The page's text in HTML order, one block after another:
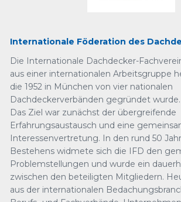
Internationale Föderation des
Die Internationale Dachdecker-
aus einer internationalen Arbeitsgruppe
die 1952 in München von vier nationalen
Dachdeckerverbänden gegründet wurde.
Das Ziel war zunächst der übergreifende
Erfahrungsaustausch und eine
Interessenvertretung. In den rund 50
Bestehens widmete sich die IFD den
Problemstellungen und wurde ein
zwischen den beteiligten Mitgliedern.
aus der internationalen